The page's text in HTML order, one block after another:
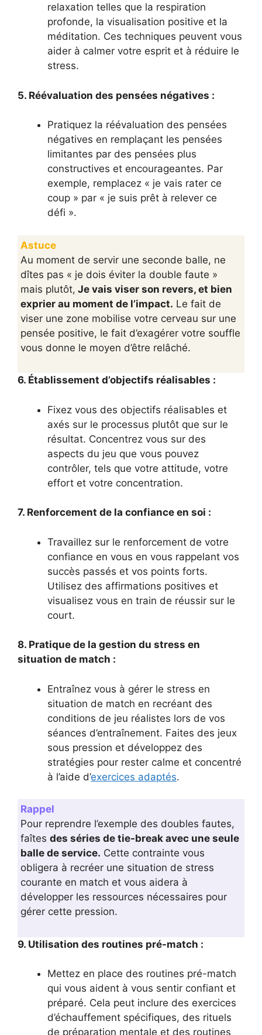
relaxation telles que la respiration
profonde, la visualisation positive et la
méditation. Ces techniques peuvent vous
aider à calmer votre esprit et à réduire le
stress.
5. Réévaluation des pensées négatives :
Pratiquez la réévaluation des pensées
négatives en remplaçant les pensées
limitantes par des pensées plus
constructives et encourageantes. Par
exemple, remplacez « je vais rater ce
coup » par « je suis prêt à relever ce
défi ».
Astuce
Au moment de servir une seconde balle, ne
dîtes pas « je dois éviter la double faute »
mais plutôt, Je vais viser son revers, et bien
exprier au moment de l’impact. Le fait de
viser une zone mobilise votre cerveau sur une
pensée positive, le fait d’exagérer votre souffle
vous donne le moyen d’être relâché.
6. Établissement d’objectifs réalisables :
Fixez vous des objectifs réalisables et
axés sur le processus plutôt que sur le
résultat. Concentrez vous sur des
aspects du jeu que vous pouvez
contrôler, tels que votre attitude, votre
effort et votre concentration.
7. Renforcement de la confiance en soi :
Travaillez sur le renforcement de votre
confiance en vous en vous rappelant vos
succès passés et vos points forts.
Utilisez des affirmations positives et
visualisez vous en train de réussir sur le
court.
8. Pratique de la gestion du stress en
situation de match :
Entraînez vous à gérer le stress en
situation de match en recréant des
conditions de jeu réalistes lors de vos
séances d’entraînement. Faites des jeux
sous pression et développez des
stratégies pour rester calme et concentré
à l’aide d’exercices adaptés.
Rappel
Pour reprendre l’exemple des doubles fautes,
faîtes des séries de tie-break avec une seule
balle de service. Cette contrainte vous
obligera à recréer une situation de stress
courante en match et vous aidera à
développer les ressources nécessaires pour
gérer cette pression.
9. Utilisation des routines pré-match :
Mettez en place des routines pré-match
qui vous aident à vous sentir confiant et
préparé. Cela peut inclure des exercices
d’échauffement spécifiques, des rituels
de préparation mentale et des routines